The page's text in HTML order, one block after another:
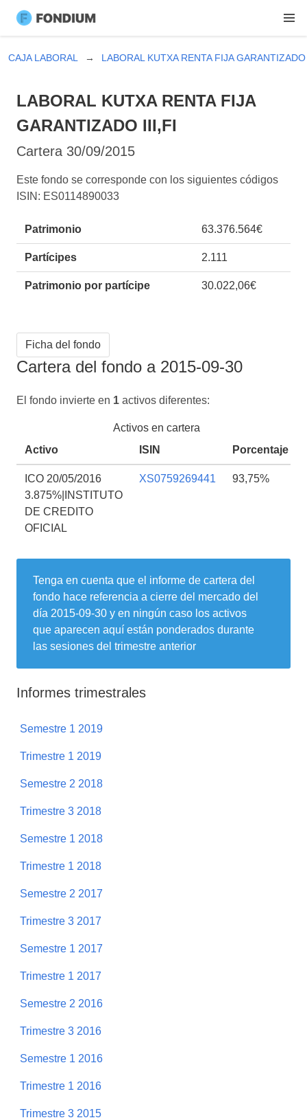
CAJA LABORAL LABORAL KUTXA RENTA FIJA
LABORAL KUTXA RENTA FIJA
GARANTIZADO III,FI
Cartera 30/09/2015
Este fondo se corresponde con los siguientes códigos
ISIN: ES0114890033
Patrimonio 63.376.564€
Partícipes 2.111
Patrimonio por partícipe 30.022,06€
Ficha del fondo
Cartera del fondo a 2015-09-30
El fondo invierte en 1 activos diferentes:
Activos en cartera
Activo
ISIN Porcentaje
ICO 20/05/2016
3.875%|INSTITUTO
DE CREDITO
OFICIAL
XS0759269441 93,75%
Tenga en cuenta que el informe de cartera del
fondo hace referencia a cierre del mercado del
día 2015-09-30 y en ningún caso los activos
que aparecen aquí están ponderados durante
las sesiones del trimestre anterior
Informes trimestrales
Semestre 1 2019
Trimestre 1 2019
Semestre 2 2018
Trimestre 3 2018
Semestre 1 2018
Trimestre 1 2018
Semestre 2 2017
Trimestre 3 2017
Semestre 1 2017
Trimestre 1 2017
Semestre 2 2016
Trimestre 3 2016
Semestre 1 2016
Trimestre 1 2016
Trimestre 3 2015